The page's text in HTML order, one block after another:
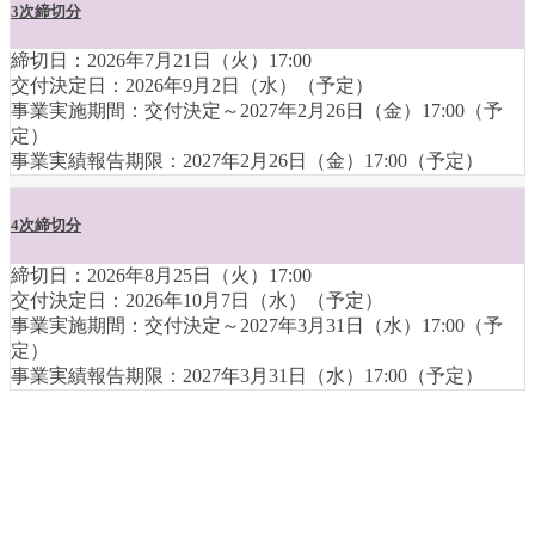
3次締切分
締切日：2026年7月21日（火）17:00
交付決定日：2026年9月2日（水）（予定）
事業実施期間：交付決定～2027年2月26日（金）17:00（予
定）
事業実績報告期限：2027年2月26日（金）17:00（予定）
4次締切分
締切日：2026年8月25日（火）17:00
交付決定日：2026年10月7日（水）（予定）
事業実施期間：交付決定～2027年3月31日（水）17:00（予
定）
事業実績報告期限：2027年3月31日（水）17:00（予定）